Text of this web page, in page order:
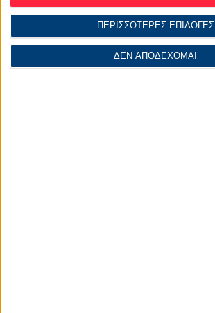
ΠΕΡΙΣΣΟΤΕΡΕΣ ΕΠΙΛΟΓΕΣ
ΔΕΝ ΑΠΟΔΕΧΟΜΑΙ